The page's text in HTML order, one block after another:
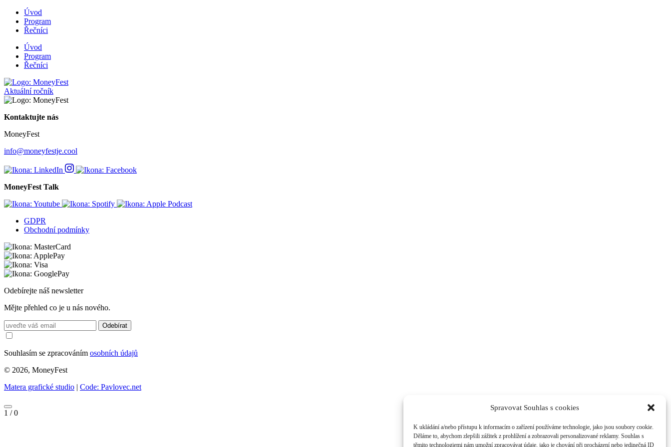
Spravovat Souhlas s cookies
K ukládání a/nebo přístupu k informacím o zařízení používáme technologie, jako jsou soubory cookie.
Děláme to, abychom zlepšili zážitek z prohlížení a zobrazovali personalizované reklamy. Souhlas s
těmito technologiemi nám umožní zpracovávat údaje, jako je chování při procházení nebo jedinečná ID
Úvod
Program
Řečníci
Úvod
Program
Řečníci
Aktuální ročník
Kontaktujte nás
MoneyFest
info@moneyfestje.cool
MoneyFest Talk
GDPR
Obchodní podmínky
Odebírejte náš newsletter
Mějte přehled co je u nás nového.
Odebírat
Souhlasím se zpracováním osobních údajů
© 2026, MoneyFest
Matera grafické studio | Code: Pavlovec.net
1 /0